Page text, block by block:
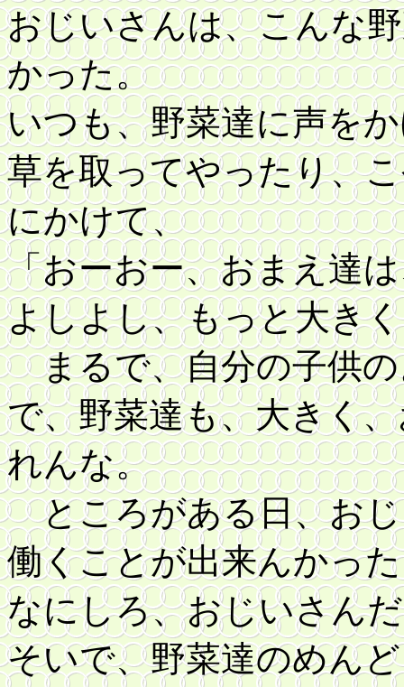
おじいさんは、こんな
かった。
いつも、野菜達に声を
草を取ってやったり、
にかけて、
「おーおー、おまえ達
よしよし、もっと大き
まるで、自分の子供の
で、野菜達も、大きく
れんな。
ところがある日、お
働くことが出来んかっ
なにしろ、おじいさん
そいで、野菜達のめん